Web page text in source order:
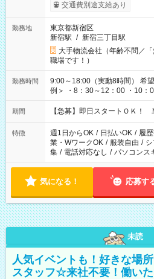
交通費別途支給あり
勤務地
東京都新宿区
新宿駅 / 新宿三丁目駅
大手物流会社（年齢不問／
職場です！）
勤務時間
9:00～18:00（実動8時間） 希望の時間帯を選べます！ ＜シフト
例＞ ・8：30～12：00 ・10：
・13：00～22：00 ・22：00
期間 【急募】即日スタートＯＫ！
特徴 週1日からOK / 日払いOK / 履
業・WワークOK / 服装自由 /
集 / 電話対応なし / パソコンス
気になる！ 応募す
未読
人気イベントも！好きな場
スタッフ☆来社不要！働い